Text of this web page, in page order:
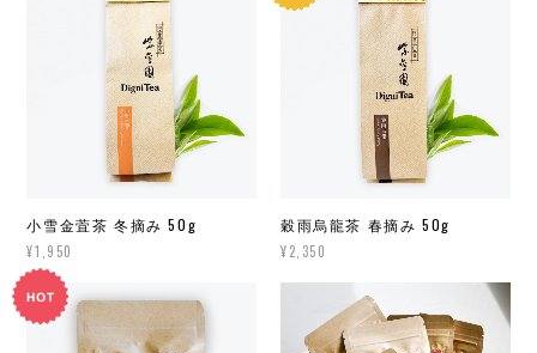
小雪金萓茶 冬摘み 50g
¥1,950
穀雨烏龍茶 春摘み 50g
¥2,350